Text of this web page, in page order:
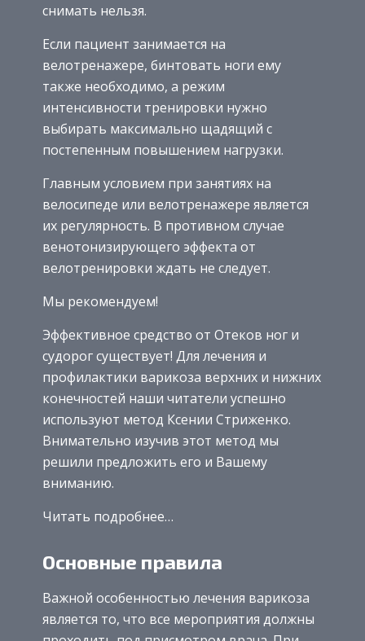
снимать нельзя.
Если пациент занимается на
велотренажере, бинтовать ноги ему
также необходимо, а режим
интенсивности тренировки нужно
выбирать максимально щадящий с
постепенным повышением нагрузки.
Главным условием при занятиях на
велосипеде или велотренажере является
их регулярность. В противном случае
венотонизирующего эффекта от
велотренировки ждать не следует.
Мы рекомендуем!
Эффективное средство от Отеков ног и
судорог существует! Для лечения и
профилактики варикоза верхних и нижних
конечностей наши читатели успешно
используют метод Ксении Стриженко.
Внимательно изучив этот метод мы
решили предложить его и Вашему
вниманию.
Читать подробнее…
Основные правила
Важной особенностью лечения варикоза
является то, что все мероприятия должны